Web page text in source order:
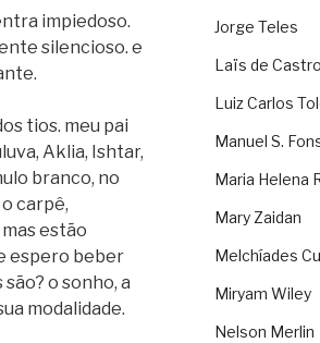
impiedoso.
silencioso. e
tios. meu pai
Aklia, Ishtar,
branco, no
carpê,
estão
espero beber
o sonho, a
modalidade.
Jorge Teles
Laïs de Castro
Luiz Carlos
Manuel S.
Maria Helena
Mary Zaidan
Melchíades
Miryam Wiley
Nelson Merlin